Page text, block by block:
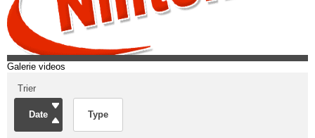
Galerie videos
Trier
Date Type